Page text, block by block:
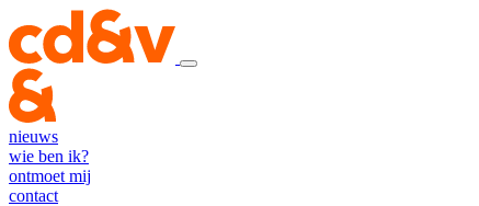
nieuws
wie ben ik?
ontmoet mij
contact